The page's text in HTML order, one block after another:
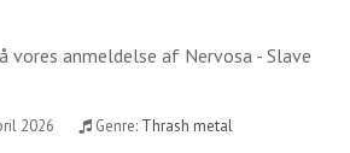
vores anmeldelse af Nervosa - Slave
2026 Genre: Thrash metal